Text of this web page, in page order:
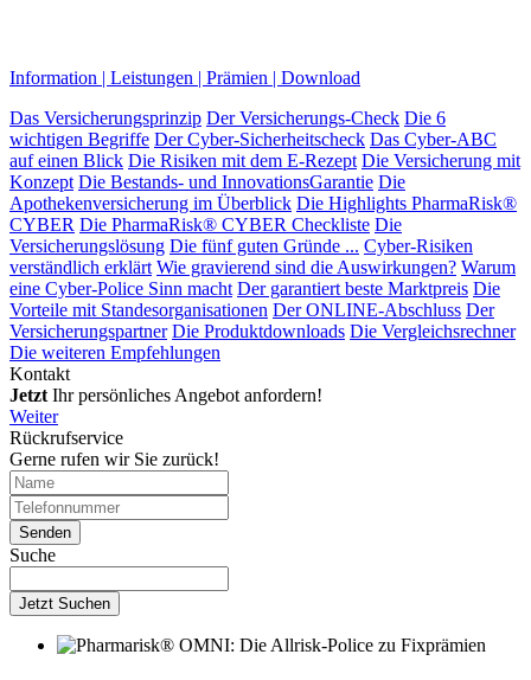
Information | Leistungen | Prämien | Download
Das Versicherungsprinzip Der Versicherungs-Check Die 6
wichtigen Begriffe Der Cyber-Sicher­heits­check Das Cyber-ABC
auf einen Blick Die Risiken mit dem E-Rezept Die Versicherung mit
Konzept Die Bestands- und InnovationsGarantie Die
Apothekenversicherung im Überblick Die Highlights PharmaRisk®
CYBER Die PharmaRisk® CYBER Checkliste Die
Versicherungslösung Die fünf guten Gründe ... Cyber-Risiken
verständlich erklärt Wie gravierend sind die Auswirkungen? Warum
eine Cyber-Police Sinn macht Der garantiert beste Marktpreis Die
Vorteile mit Standesorganisationen Der ONLINE-Abschluss Der
Versicherungspartner Die Produktdownloads Die Vergleichsrechner
Die weiteren Empfehlungen
Kontakt
Jetzt Ihr persönliches Angebot anfordern!
Weiter
Rückrufservice
Gerne rufen wir Sie zurück!
Suche
Jetzt Suchen